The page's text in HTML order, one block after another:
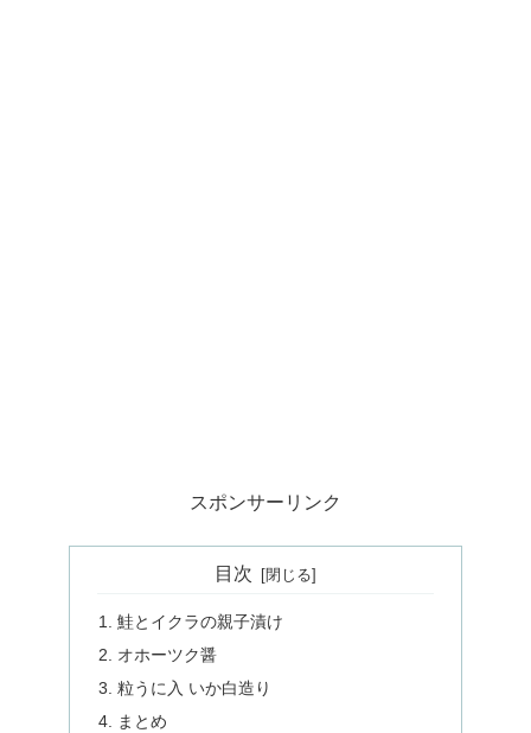
スポンサーリンク
目次
鮭とイクラの親子漬け
オホーツク醤
粒うに入 いか白造り
まとめ